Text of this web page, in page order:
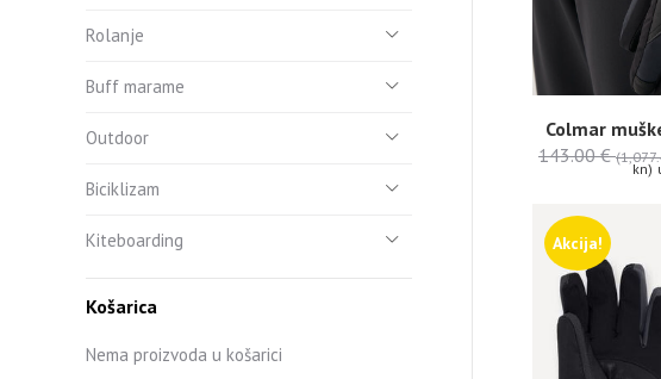
Colmar
143.00€
kn)
Akcija!
Rolanje
Buff marame
Outdoor
Biciklizam
Kiteboarding
Košarica
Nema proizvoda u košarici